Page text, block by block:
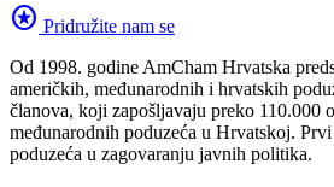
stars Pridružite nam se
Od 1998. godine AmCham Hrvatska
američkih, međunarodnih i hrvatskih
članova, koji zapošljavaju preko 110.000
međunarodnih poduzeća u Hrvatskoj.
poduzeća u zagovaranju javnih politika.